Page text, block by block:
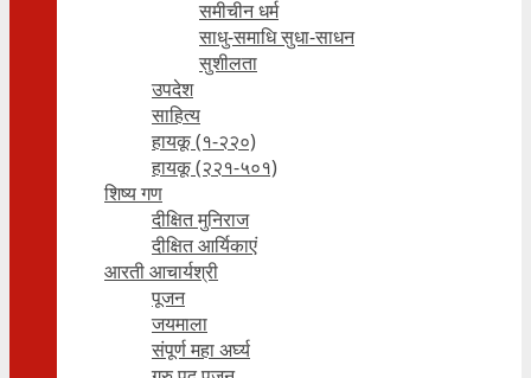
समीचीन धर्म
साधु-समाधि सुधा-साधन
सुशीलता
उपदेश
साहित्य
हायकू (१‍-२२०)
हायकू (२२१-५०१)
शिष्य गण
दीक्षित मुनिराज
दीक्षित आर्यिकाएं
आरती आचार्यश्री
पूजन
जयमाला
संपूर्ण महा अर्घ्य